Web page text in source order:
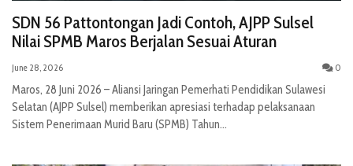
SDN 56 Pattontongan Jadi Contoh, AJPP Sulsel
Nilai SPMB Maros Berjalan Sesuai Aturan
June 28, 2026 0
Maros, 28 Juni 2026 – Aliansi Jaringan Pemerhati Pendidikan Sulawesi
Selatan (AJPP Sulsel) memberikan apresiasi terhadap pelaksanaan
Sistem Penerimaan Murid Baru (SPMB) Tahun...